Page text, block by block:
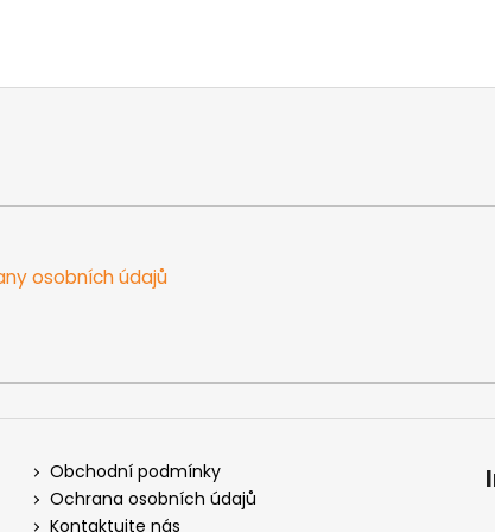
osobních údajů
Obchodní podmínky
Ochrana osobních údajů
Kontaktujte nás